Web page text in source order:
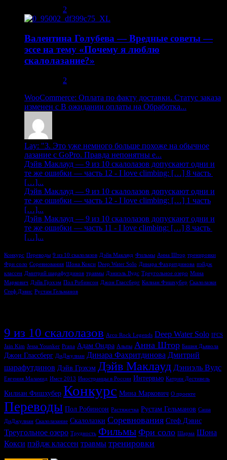
2
Валентина Голубева — Вредные советы —
эссе на тему «Почему я люблю
скалолазание?»
2
WooCommerce: Оплата по факту доставки. Статус заказа
изменен с В ожидании оплаты на Обработка...
Lay: "3. Это уже немного больше похоже на обычное
лазание с GoPro. Правда непонятны е...
Дэйв Маклауд — 9 из 10 скалолазов допускают одни и
те же ошибки — часть 12 - I love climbing: […] 8 часть
[…]...
Дэйв Маклауд — 9 из 10 скалолазов допускают одни и
те же ошибки — часть 12 - I love climbing: […] 1 часть
[…]...
Дэйв Маклауд — 9 из 10 скалолазов допускают одни и
те же ошибки — часть 11 - I love climbing: […] 8 часть
[…]...
Конкурс Переводы 9 из 10 скалолазов Дэйв Маклауд Фильмы Анна Штор тренировки
Фри соло Соревнования Шона Кокси Deep Water Solo Динара Фахритдинова пэйдж
классен Дмитрий шарафутдинов травмы Дэниэль Вудс Треугольное озеро Мина
Маркович Дэйв Грэхэм Пол Робинсон Джон Глассберг Килиан Фишхубер Скалолазки
Стеф Дэвис Рустам Гельманов
9 из 10 скалолазов Arco Rock Legends Deep Water Solo IFCS
Jain Kim Jessa Younker Prana Адам Ондра Альпы Анна Штор Башня Дьявола
Джон Глассберг ДиДжулиан Динара Фахритдинова Дмитрий
шарафутдинов Дэйв Грэхэм Дэйв Маклауд Дэниэль Вудс
Евгения Маламид Имст 2013 Иностранцы в России Интервью Катрин Дестивель
Килиан Фишхубер Конкурс Мина Маркович О проекте
Переводы Пол Робинсон Растяжечка Рустам Гельманов Саша
ДиДжулиан Скалолазание Скалолазки Соревнования Стеф Дэвис
Треугольное озеро Трудность Фильмы Фри соло Шарма Шона
Кокси пэйдж классен травмы тренировки